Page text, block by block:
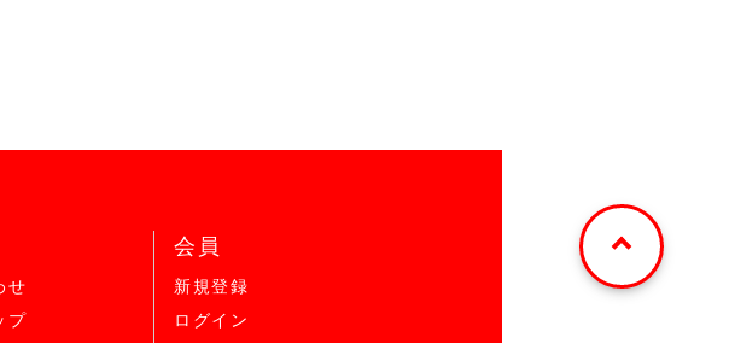
せ
プ
会員
新規登録
ログイン